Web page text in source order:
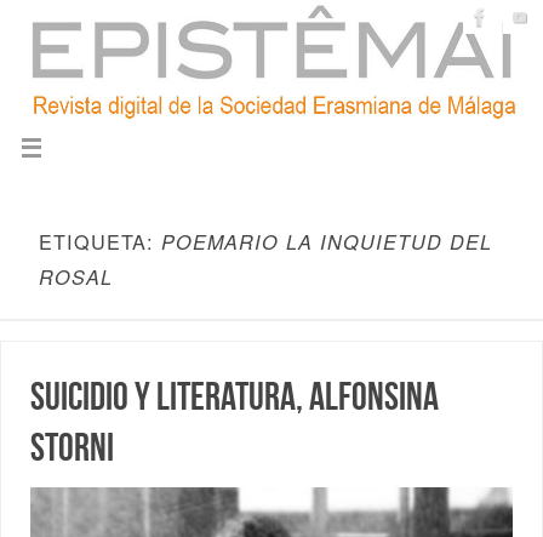
ETIQUETA: POEMARIO LA INQUIETUD DEL
ROSAL
Suicidio y literatura, Alfonsina
Storni